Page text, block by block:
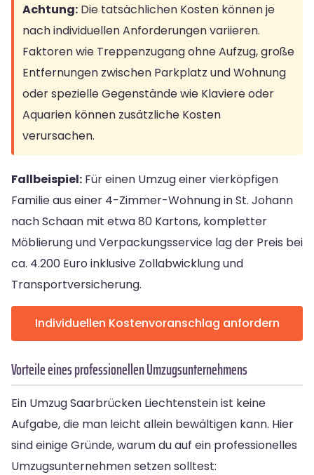
Achtung: Die tatsächlichen Kosten können je
nach individuellen Anforderungen variieren.
Faktoren wie Treppenzugang ohne Aufzug, große
Entfernungen zwischen Parkplatz und Wohnung
oder spezielle Gegenstände wie Klaviere oder
Aquarien können zusätzliche Kosten
verursachen.
Fallbeispiel: Für einen Umzug einer vierköpfigen
Familie aus einer 4-Zimmer-Wohnung in St. Johann
nach Schaan mit etwa 80 Kartons, kompletter
Möblierung und Verpackungsservice lag der Preis bei
ca. 4.200 Euro inklusive Zollabwicklung und
Transportversicherung.
Individuellen Kostenvoranschlag anfordern
Vorteile eines professionellen Umzugsunternehmens
Ein Umzug Saarbrücken Liechtenstein ist keine
Aufgabe, die man leicht allein bewältigen kann. Hier
sind einige Gründe, warum du auf ein professionelles
Umzugsunternehmen setzen solltest: